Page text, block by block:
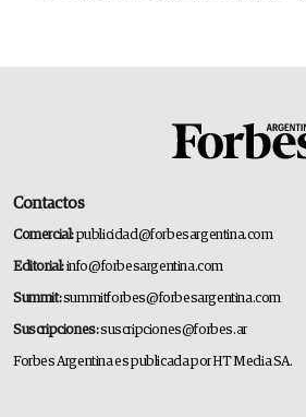
Contactos
Comercial:publicidad@forbesargentina.com
Editorial:info@forbesargentina.com
Summit:summitforbes@forbesargentina.com
Suscripciones:suscripciones@forbes.ar
Forbes Argentina es publicada por HT Media SA.